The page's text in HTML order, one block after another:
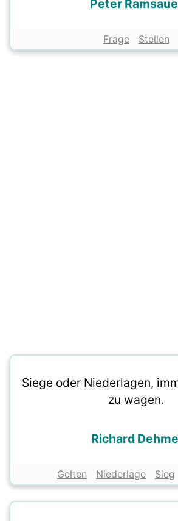
Peter
Frage Stellen
Siege oder Niederlagen,
zu wagen.
Richard
Gelten Niederlage Sieg